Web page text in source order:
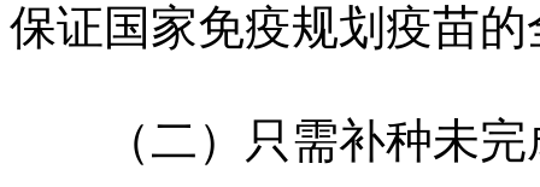
保证国家免疫规划疫苗
（二）只需补种未完